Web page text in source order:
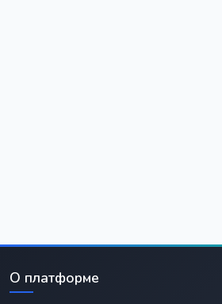
О платформе